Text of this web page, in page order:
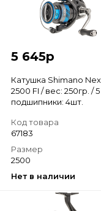
5 645р
Катушка Shimano
2500 FI / вес: 250гр. /
подшипники: 4шт.
Код товара
67183
Размер
2500
Нет в наличии